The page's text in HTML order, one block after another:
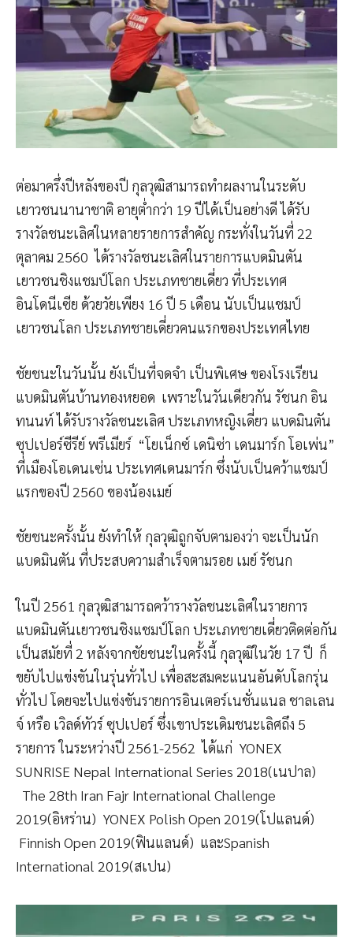
ต่อมาครึ่งปีหลังของปี กุลวุฒิสามารถทำผลงานในระดับ
เยาวชนนานาชาติ อายุต่ำกว่า 19 ปีได้เป็นอย่างดี ได้รับ
รางวัลชนะเลิศในหลายรายการสำคัญ กระทั่งในวันที่ 22
ตุลาคม 2560 ได้รางวัลชนะเลิศในรายการแบดมินตัน
เยาวชนชิงแชมป์โลก ประเภทชายเดี่ยว ที่ประเทศ
อินโดนีเซีย ด้วยวัยเพียง 16 ปี 5 เดือน นับเป็นแชมป์
เยาวชนโลก ประเภทชายเดี่ยวคนแรกของประเทศไทย
ชัยชนะในวันนั้น ยังเป็นที่จดจำ เป็นพิเศษ ของโรงเรียน
แบดมินตันบ้านทองหยอด เพราะในวันเดียวกัน รัชนก อิน
ทนนท์ ได้รับรางวัลชนะเลิศ ประเภทหญิงเดี่ยว แบดมินตัน
ซุปเปอร์ซีรีย์ พรีเมียร์ “โยเน็กซ์ เดนิซ่า เดนมาร์ก โอเพ่น”
ที่เมืองโอเดนเซ่น ประเทศเดนมาร์ก ซึ่งนับเป็นคว้าแชมป์
แรกของปี 2560 ของน้องเมย์
ชัยชนะครั้งนั้น ยังทำให้ กุลวุฒิถูกจับตามองว่า จะเป็นนัก
แบดมินตัน ที่ประสบความสำเร็จตามรอย เมย์ รัชนก
ในปี 2561 กุลวุฒิสามารถคว้ารางวัลชนะเลิศในรายการ
แบดมินตันเยาวชนชิงแชมป์โลก ประเภทชายเดี่ยวติดต่อกัน
เป็นสมัยที่ 2 หลังจากชัยชนะในครั้งนี้ กุลวุฒิในวัย 17 ปี ก็
ขยับไปแข่งขันในรุ่นทั่วไป เพื่อสะสมคะแนนอันดับโลกรุ่น
ทั่วไป โดยจะไปแข่งขันรายการอินเตอร์เนชั่นแนล ชาลเลน
จ์ หรือ เวิลด์ทัวร์ ซุปเปอร์ ซึ่งเขาประเดิมชนะเลิศถึง 5
รายการ ในระหว่างปี 2561-2562 ได้แก่ YONEX
SUNRISE Nepal International Series 2018(เนปาล)
The 28th Iran Fajr International Challenge
2019(อิหร่าน) YONEX Polish Open 2019(โปแลนด์)
Finnish Open 2019(ฟินแลนด์) และSpanish
International 2019(สเปน)